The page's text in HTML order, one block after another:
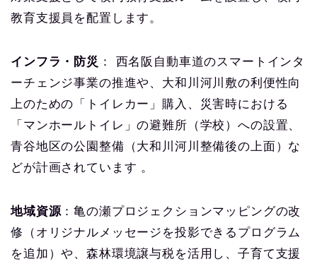
教育支援員を配置します。
インフラ・防災 ： 西名阪自動車道のスマートインタ
ーチェンジ事業の推進や、大和川河川敷の利便性向
上のための「トイレカー」購入、災害時における
「マンホールトイレ」の避難所（学校）への設置、
青谷地区の公園整備（大和川河川整備後の上面）な
どが計画されています 。
地域資源：亀の瀬プロジェクションマッピングの改
修（オリジナルメッセージを投影できるプログラム
を追加）や、森林環境譲与税を活用し、子育て支援